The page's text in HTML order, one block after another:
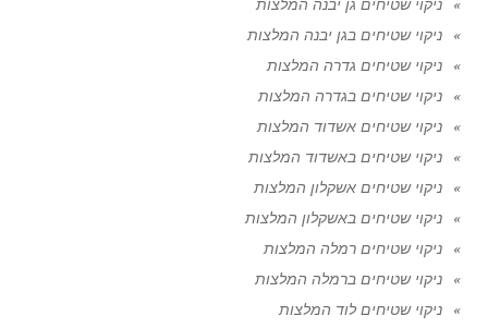
ניקוי שטיחים גן יבנה המלצות
ניקוי שטיחים בגן יבנה המלצות
ניקוי שטיחים גדרה המלצות
ניקוי שטיחים בגדרה המלצות
ניקוי שטיחים אשדוד המלצות
ניקוי שטיחים באשדוד המלצות
ניקוי שטיחים אשקלון המלצות
ניקוי שטיחים באשקלון המלצות
ניקוי שטיחים רמלה המלצות
ניקוי שטיחים ברמלה המלצות
ניקוי שטיחים לוד המלצות